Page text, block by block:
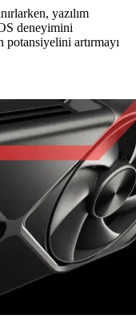
yazılım
deneyimini
potansiyelini artırmayı